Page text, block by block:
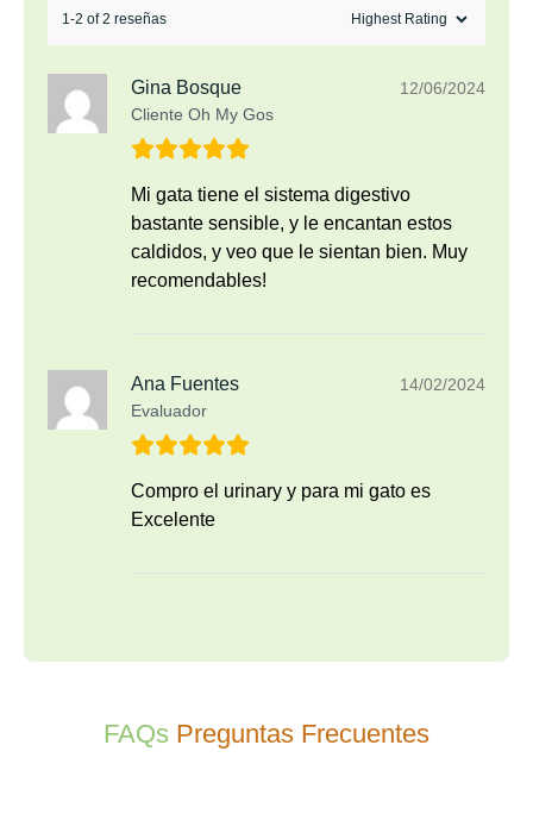
1-2 of 2 reseñas
Gina Bosque
Cliente Oh My Gos
12/06/2024
Mi gata tiene el sistema digestivo
bastante sensible, y le encantan estos
caldidos, y veo que le sientan bien. Muy
recomendables!
Ana Fuentes
Evaluador
14/02/2024
Compro el urinary y para mi gato es
Excelente
FAQs Preguntas Frecuentes